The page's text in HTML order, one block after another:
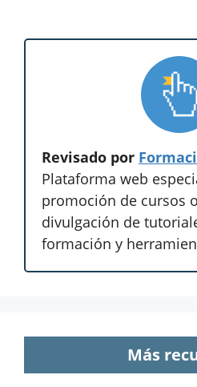
Revisado por
Plataforma web
promoción de cursos
divulgación de
formación y
Más